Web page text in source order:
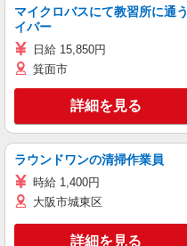
マイクロバスにて教習所に通
イバー
日給 15,850円
箕面市
詳細を見る
ラウンドワンの清掃作業員
時給 1,400円
大阪市城東区
詳細を見る